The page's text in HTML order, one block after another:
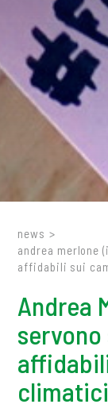
news >
andrea merlone
affidabili sui
Andrea
climatici